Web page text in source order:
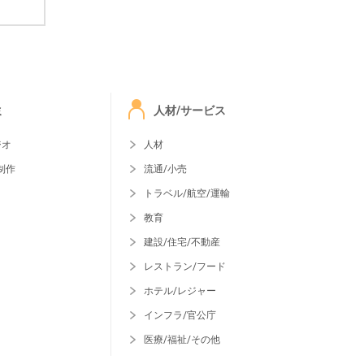
作
人材/サービス
人材
流通/小売
トラベル/航空/運輸
教育
建設/住宅/不動産
レストラン/フード
ホテル/レジャー
インフラ/官公庁
医療/福祉/その他